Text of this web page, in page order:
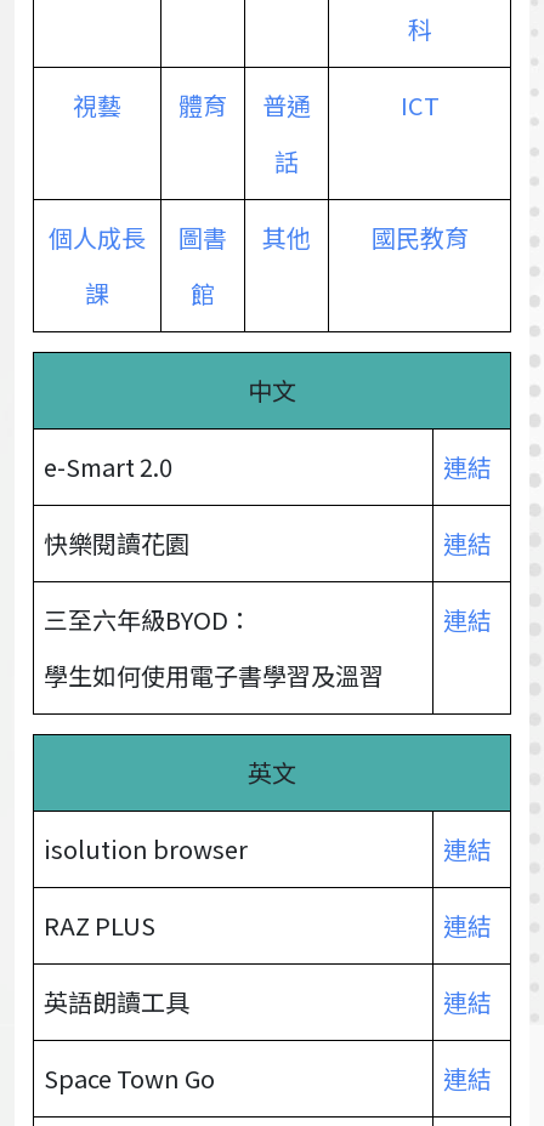
科
視藝 體育
普通
話
ICT
個人成長
課
圖書
館
其他 國民教育
中文
e-Smart 2.0 連結
快樂閱讀花園 連結
三至六年級BYOD：
學生如何使用電子書學習及溫習
連結
英文
isolution browser 連結
RAZ PLUS 連結
英語朗讀工具 連結
Space Town Go 連結